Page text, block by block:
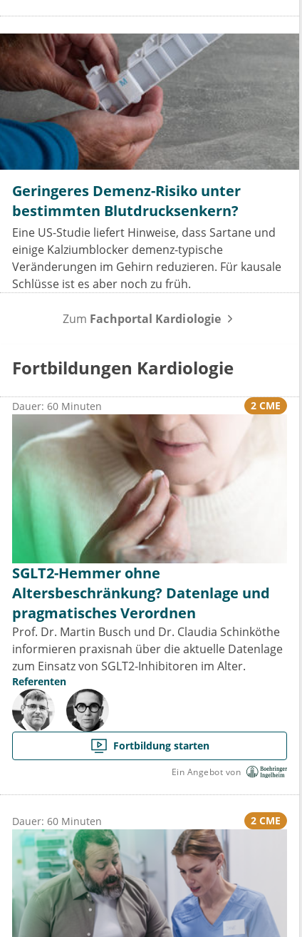
Geringeres Demenz-Risiko unter
bestimmten Blutdrucksenkern?
Eine US-Studie liefert Hinweise, dass Sartane und
einige Kalziumblocker demenz-typische
Veränderungen im Gehirn reduzieren. Für kausale
Schlüsse ist es aber noch zu früh.
Zum Fachportal Kardiologie
Fortbildungen Kardiologie
Dauer: 60 Minuten 2 CME
SGLT2-Hemmer ohne
Altersbeschränkung? Datenlage und
pragmatisches Verordnen
Prof. Dr. Martin Busch und Dr. Claudia Schinköthe
informieren praxisnah über die aktuelle Datenlage
zum Einsatz von SGLT2-Inhibitoren im Alter.
Referenten
Fortbildung starten
Ein Angebot von
Dauer: 60 Minuten 2 CME